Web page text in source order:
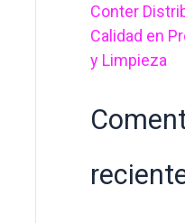
Conter
Calidad en
y Limpieza